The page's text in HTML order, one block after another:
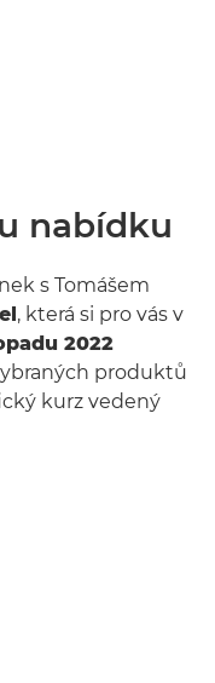
nabídku
s Tomášem
, která si pro vás v
2022
produktů
kurz vedený